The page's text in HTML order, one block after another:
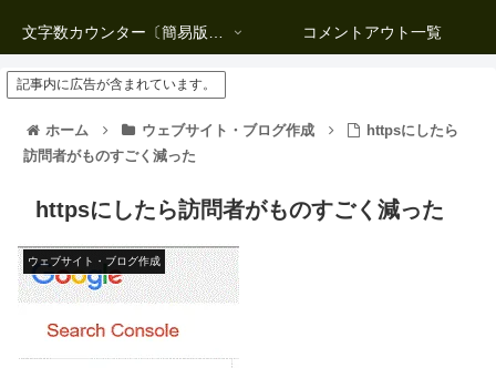
文字数カウンター〔簡易版複数行タイプ〕 コメントアウト一覧
記事内に広告が含まれています。
ホーム ウェブサイト・ブログ作成
httpsにしたら
訪問者がものすごく減った
httpsにしたら訪問者がものすごく減った
ウェブサイト・ブログ作成